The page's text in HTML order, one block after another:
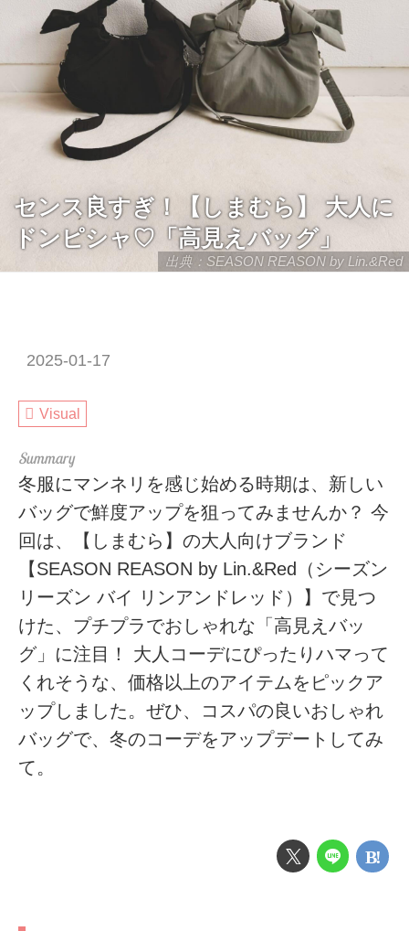
出典：SEASON REASON by Lin.&Red
センス良すぎ！【しまむら】 大人に
ドンピシャ♡「高見えバッグ」
2025-01-17
Visual
冬服にマンネリを感じ始める時期は、新しい
バッグで鮮度アップを狙ってみませんか？ 今
回は、【しまむら】の大人向けブランド
【SEASON REASON by Lin.&Red（シーズン
リーズン バイ リンアンドレッド）】で見つ
けた、プチプラでおしゃれな「高見えバッ
グ」に注目！ 大人コーデにぴったりハマって
くれそうな、価格以上のアイテムをピックア
ップしました。ぜひ、コスパの良いおしゃれ
バッグで、冬のコーデをアップデートしてみ
て。